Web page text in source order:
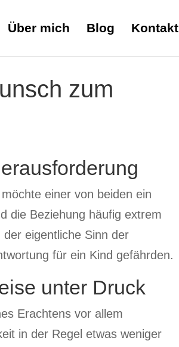
Über mich Blog Kontakt
zum
einer von beiden ein
die Beziehung häufig extrem
eigentliche Sinn der
für ein Kind gefährden.
unter Druck
Erachtens vor allem
in der Regel etwas weniger